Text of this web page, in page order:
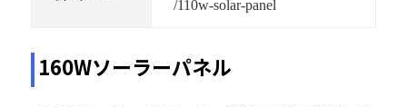
/110w-solar-panel
160Wソーラーパネル